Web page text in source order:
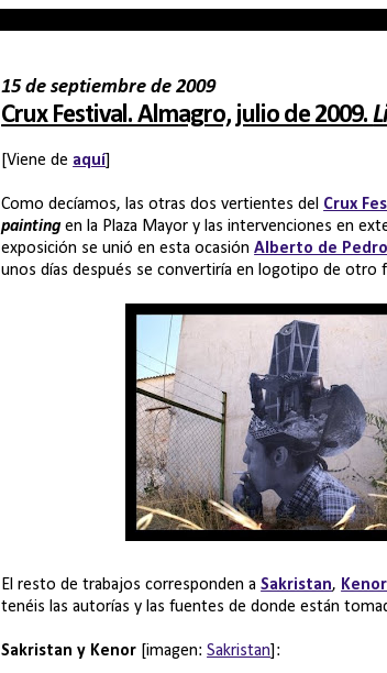
15 de septiembre de 2009
Crux Festival. Almagro, julio de 2009.
[Viene de aquí]
Como decíamos, las otras dos vertientes del Crux
paintingen la Plaza Mayor y las intervenciones en
exposición se unió en esta ocasiónAlberto de Pedro
unos días después se convertiría en logotipo de otro
El resto de trabajos corresponden aSakristan, Kenor
tenéis las autorías y las fuentes de donde están
Sakristan y Kenor [imagen:Sakristan]: